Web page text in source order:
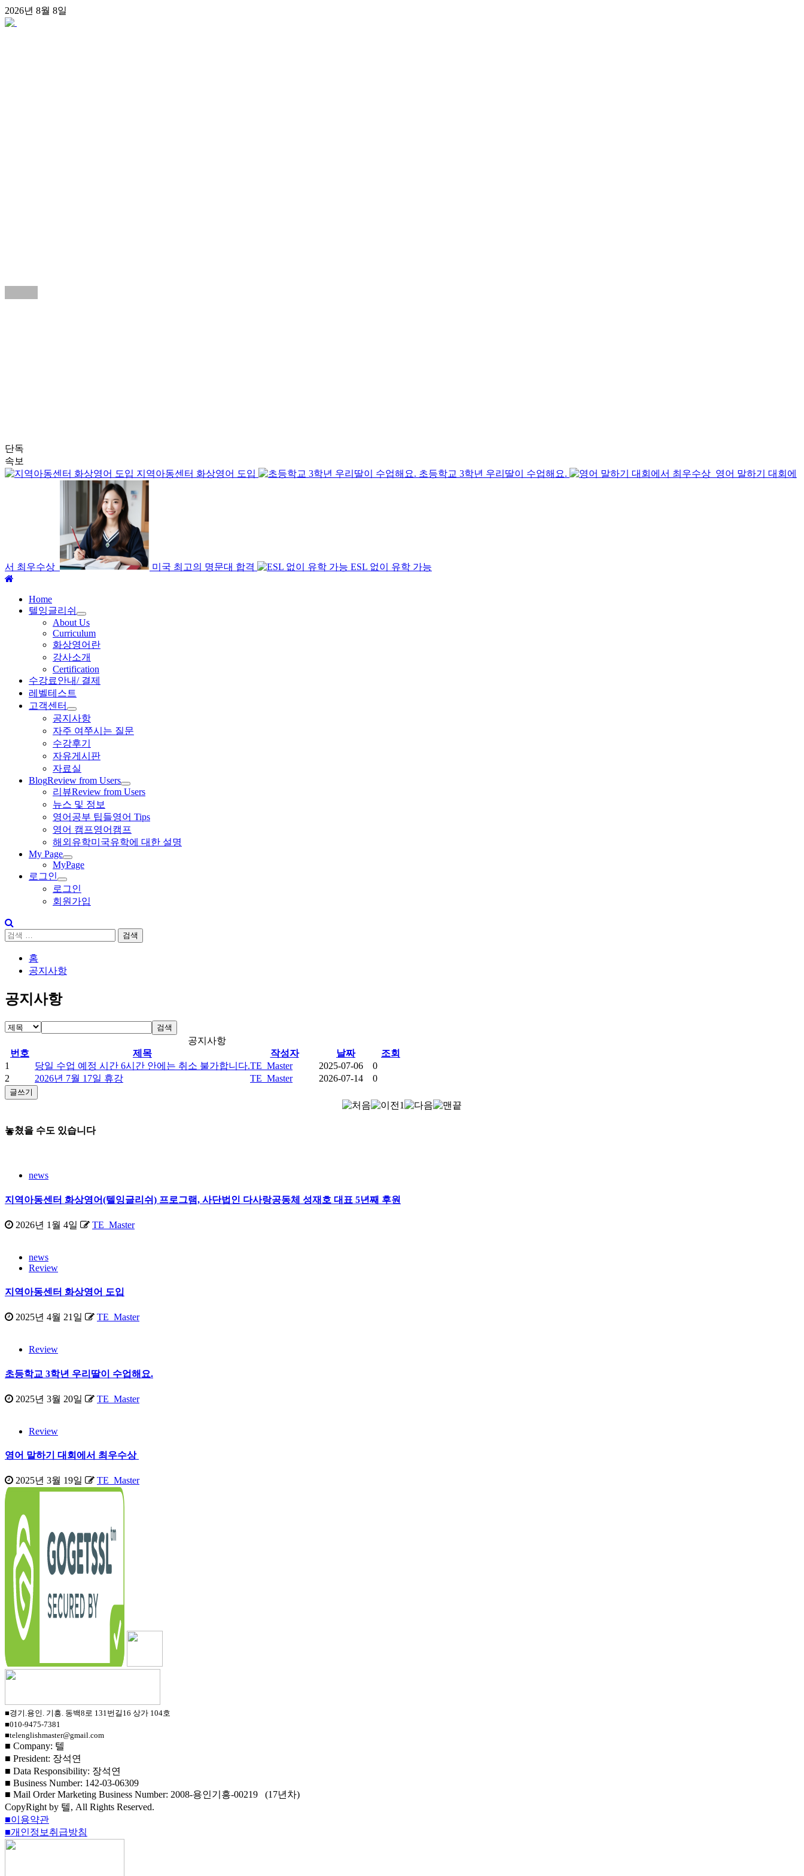
콘
텐
2026년 8월 8일
단독
속보
지역아동센터 화상영어 도입
초등학교 3학년 우리딸이 수업해요. 영어 말하기 대회에
서 최우수상 미국 최고의 명문대 합격
ESL 없이 유학 가능
뉴
Home
텔잉글리쉬
About Us
Curriculum
화상영어란
강사소개
Certification
수강료안내/ 결제
레벨테스트
고객센터
공지사항
자주 여쭈시는 질문
수강후기
자유게시판
자료실
BlogReview from Users
리뷰Review from Users
뉴스 및 정보
영어공부 팁들영어 Tips
영어 캠프영어캠프
해외유학미국유학에 대한 설명
My Page
MyPage
로그인
로그인
회원가입
검
홈
공지사항
공지사항
검색
공지사항
번호
제목 작성자 날짜
조회
1
당일 수업 예정 시간 6시간 안에는 취소 불가합니다.TE_Master 2025-07-06
0
2
2026년 7월 17일 휴강 TE_Master 2026-07-14 0
글쓰기
1
놓쳤을 수도 있습니다
news
지역아동센터 화상영어(텔잉글리쉬) 프로그램, 사단법인 다사랑공동체 성재호 대표 5년째 후원
2026년 1월 4일 TE_Master
news
Review
지역아동센터 화상영어 도입
2025년 4월 21일 TE_Master
Review
초등학교 3학년 우리딸이 수업해요.
2025년 3월 20일 TE_Master
Review
영어 말하기 대회에서 최우수상
2025년 3월 19일 TE_Master
■경기.용인. 기흥. 동백8로 131번길16 상가 104호
■010-9475-7381
■telenglishmaster@gmail.com
■ Company: 텔
■ President: 장석연
■ Data Responsibility: 장석연
■ Business Number: 142-03-06309
■ Mail Order Marketing Business Number: 2008-용인기흥-00219 (17년차)
CopyRight by 텔, All Rights Reserved.
■이용약관
■개인정보취급방침